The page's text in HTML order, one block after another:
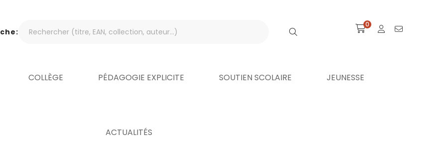
0
COLLÈGE PÉDAGOGIE EXPLICITE SOUTIEN SCOLAIRE JEUNESSE
ACTUALITÉS